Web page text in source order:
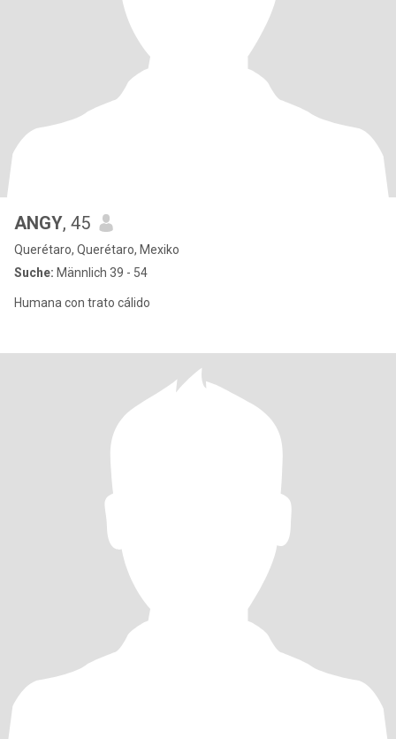
ANGY, 45
Querétaro, Querétaro, Mexiko
Suche: Männlich 39 - 54
Humana con trato cálido